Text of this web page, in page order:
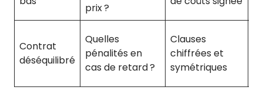
prix ?
Contrat
déséquilibré
Quelles
pénalités en
cas de retard ?
Clauses
chiffrées et
symétriques